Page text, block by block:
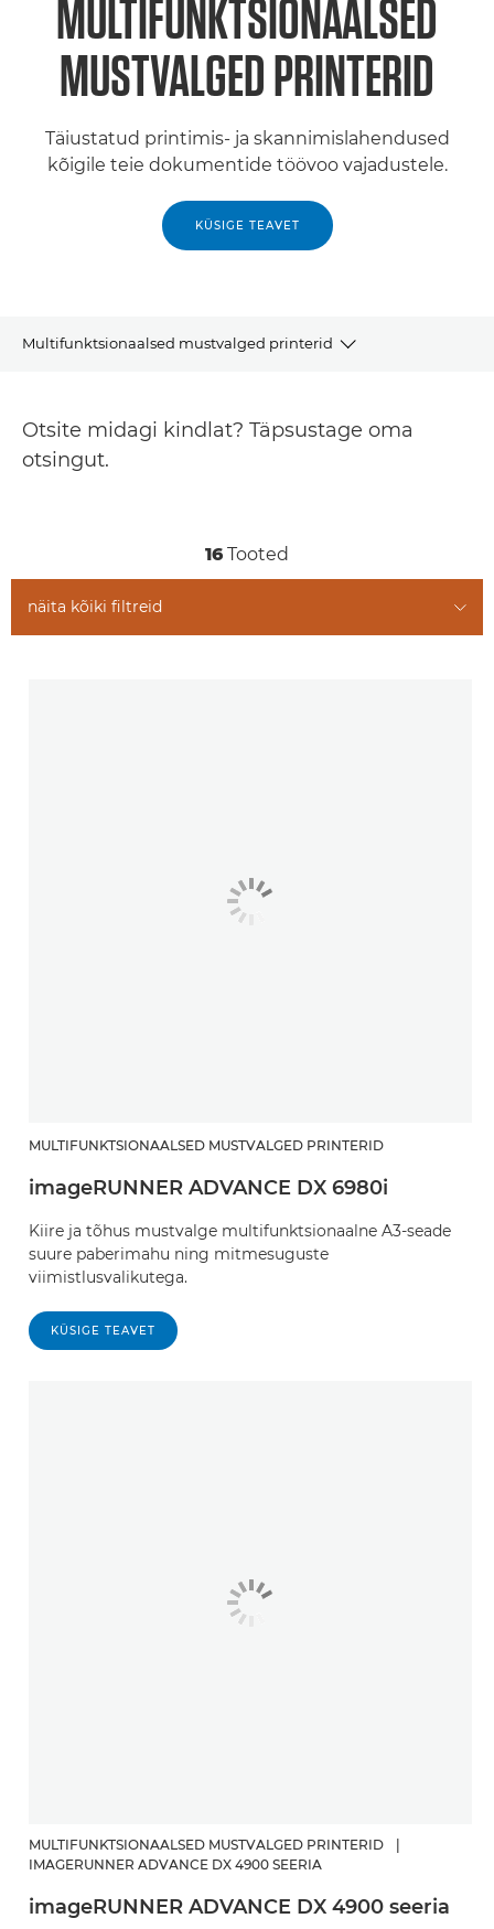
MULTIFUNKTSIONAALSED
MUSTVALGED PRINTERID
Täiustatud printimis- ja skannimislahendused
kõigile teie dokumentide töövoo vajadustele.
KÜSIGE TEAVET
Multifunktsionaalsed mustvalged printerid
Tugi
Otsite midagi kindlat? Täpsustage oma
otsingut.
16 Tooted
näita kõiki filtreid
MULTIFUNKTSIONAALSED MUSTVALGED PRINTERID
imageRUNNER ADVANCE DX 6980i
Kiire ja tõhus mustvalge multifunktsionaalne A3-seade
suure paberimahu ning mitmesuguste
viimistlusvalikutega.
KÜSIGE TEAVET
MULTIFUNKTSIONAALSED MUSTVALGED PRINTERID
IMAGERUNNER ADVANCE DX 4900 SEERIA
imageRUNNER ADVANCE DX 4900 seeria